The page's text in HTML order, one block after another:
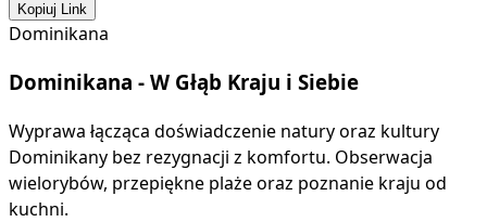
Kopiuj Link
Dominikana
Dominikana - W Głąb Kraju i Siebie
Wyprawa łącząca doświadczenie natury oraz kultury
Dominikany bez rezygnacji z komfortu. Obserwacja
wielorybów, przepiękne plaże oraz poznanie kraju od
kuchni.